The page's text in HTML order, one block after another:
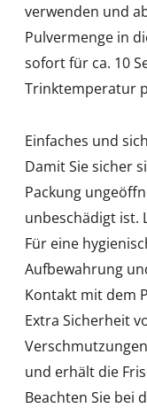
verwenden und
Pulvermenge in
sofort für ca. 10
Trinktemperatur
Einfaches und
Damit Sie sicher
Packung
unbeschädigt ist.
Für eine
Aufbewahrung
Kontakt mit dem
Extra Sicherheit
und erhält die
Beachten Sie bei